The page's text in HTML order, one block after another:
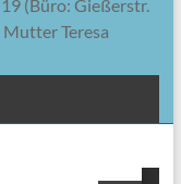
(Büro: Gießerstr.
Teresa